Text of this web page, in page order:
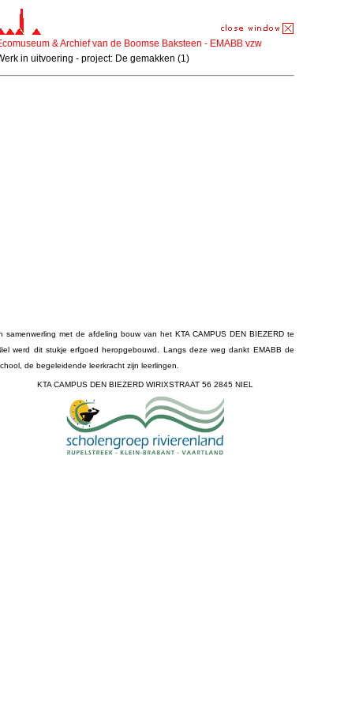
& Archief van de Boomse Baksteen - EMABB vzw
in uitvoering - project: De gemakken (1)
samenwerling met de afdeling bouw van het KTA CAMPUS DEN BIEZERD te
werd dit stukje erfgoed heropgebouwd. Langs deze weg dankt EMABB de
de begeleidende leerkracht zijn leerlingen.
KTA CAMPUS DEN BIEZERD WIRIXSTRAAT 56 2845 NIEL